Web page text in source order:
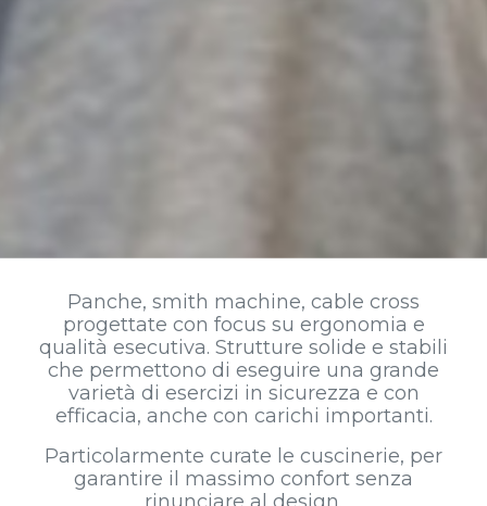
Panche, smith machine, cable cross
progettate con focus su ergonomia e
qualità esecutiva. Strutture solide e stabili
che permettono di eseguire una grande
varietà di esercizi in sicurezza e con
efficacia, anche con carichi importanti.
Particolarmente curate le cuscinerie, per
garantire il massimo confort senza